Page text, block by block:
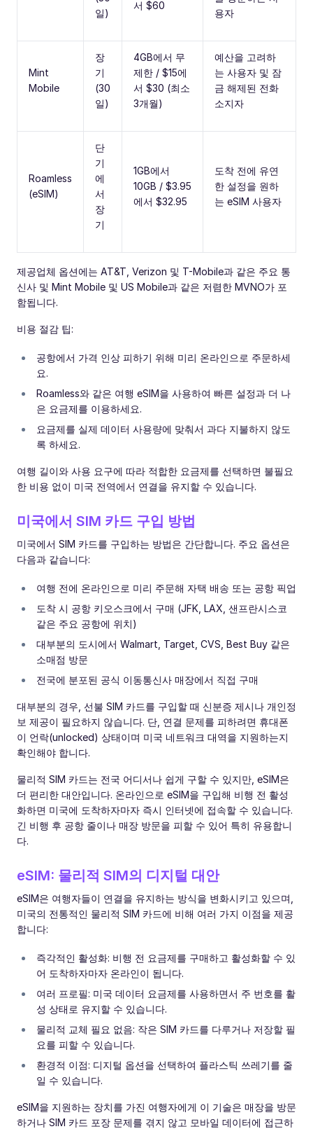
일)
서 $60
용자
Mint
Mobile
장
기
(30
일)
4GB에서 무
제한 / $15에
서 $30 (최소
3개월)
예산을 고려하
는 사용자 및 잠
금 해제된 전화
소지자
Roamless
(eSIM)
단
기
에
서
장
기
1GB에서
10GB / $3.95
에서 $32.95
도착 전에 유연
한 설정을 원하
는 eSIM 사용자
제공업체 옵션에는 AT&T, Verizon 및 T-Mobile과 같은 주요 통
신사 및 Mint Mobile 및 US Mobile과 같은 저렴한 MVNO가 포
함됩니다.
비용 절감 팁:
공항에서 가격 인상 피하기 위해 미리 온라인으로 주문하세
요.
Roamless와 같은 여행 eSIM을 사용하여 빠른 설정과 더 나
은 요금제를 이용하세요.
요금제를 실제 데이터 사용량에 맞춰서 과다 지불하지 않도
록 하세요.
여행 길이와 사용 요구에 따라 적합한 요금제를 선택하면 불필요
한 비용 없이 미국 전역에서 연결을 유지할 수 있습니다.
미국에서 SIM 카드 구입 방법
미국에서 SIM 카드를 구입하는 방법은 간단합니다. 주요 옵션은
다음과 같습니다:
여행 전에 온라인으로 미리 주문해 자택 배송 또는 공항 픽업
도착 시 공항 키오스크에서 구매 (JFK, LAX, 샌프란시스코
같은 주요 공항에 위치)
대부분의 도시에서 Walmart, Target, CVS, Best Buy 같은
소매점 방문
전국에 분포된 공식 이동통신사 매장에서 직접 구매
대부분의 경우, 선불 SIM 카드를 구입할 때 신분증 제시나 개인정
보 제공이 필요하지 않습니다. 단, 연결 문제를 피하려면 휴대폰
이 언락(unlocked) 상태이며 미국 네트워크 대역을 지원하는지
확인해야 합니다.
물리적 SIM 카드는 전국 어디서나 쉽게 구할 수 있지만, eSIM은
더 편리한 대안입니다. 온라인으로 eSIM을 구입해 비행 전 활성
화하면 미국에 도착하자마자 즉시 인터넷에 접속할 수 있습니다.
긴 비행 후 공항 줄이나 매장 방문을 피할 수 있어 특히 유용합니
다.
eSIM: 물리적 SIM의 디지털 대안
eSIM은 여행자들이 연결을 유지하는 방식을 변화시키고 있으며,
미국의 전통적인 물리적 SIM 카드에 비해 여러 가지 이점을 제공
합니다:
즉각적인 활성화: 비행 전 요금제를 구매하고 활성화할 수 있
어 도착하자마자 온라인이 됩니다.
여러 프로필: 미국 데이터 요금제를 사용하면서 주 번호를 활
성 상태로 유지할 수 있습니다.
물리적 교체 필요 없음: 작은 SIM 카드를 다루거나 저장할 필
요를 피할 수 있습니다.
환경적 이점: 디지털 옵션을 선택하여 플라스틱 쓰레기를 줄
일 수 있습니다.
eSIM을 지원하는 장치를 가진 여행자에게 이 기술은 매장을 방문
하거나 SIM 카드 포장 문제를 겪지 않고 모바일 데이터에 접근하